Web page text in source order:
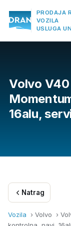
PRODAJA
VOZILA
USLUGA
Volvo
16alu,
Natrag
Vozila › Volvo ›